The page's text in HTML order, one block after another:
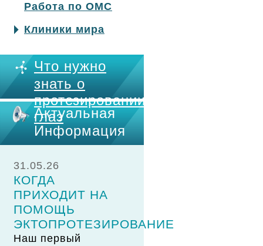
Работа по ОМС
Клиники мира
Что нужно
знать о
протезировании
глаз
Актуальная
Информация
31.05.26
КОГДА
ПРИХОДИТ НА
ПОМОЩЬ
ЭКТОПРОТЕЗИРОВАНИЕ
Наш первый